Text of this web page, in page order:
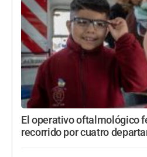
El operativo oftalmológico
recorrido por cuatro